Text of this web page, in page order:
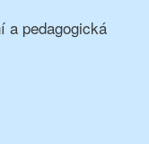
a pedagogická